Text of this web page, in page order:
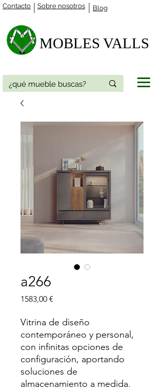
Contacto Blog
Sobre nosotros
MOBLES VALLS​
a266
1583,00 €
Vitrina de diseño
contemporáneo y personal,
con infinitas opciones de
configuración, aportando
soluciones de
almacenamiento a medida.